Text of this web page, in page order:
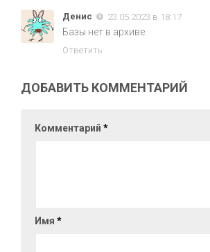
Денис 23.05.2023 в 18:17
Базы нет в архиве
Ответить
ДОБАВИТЬ КОММЕНТАРИЙ
Комментарий *
Имя *